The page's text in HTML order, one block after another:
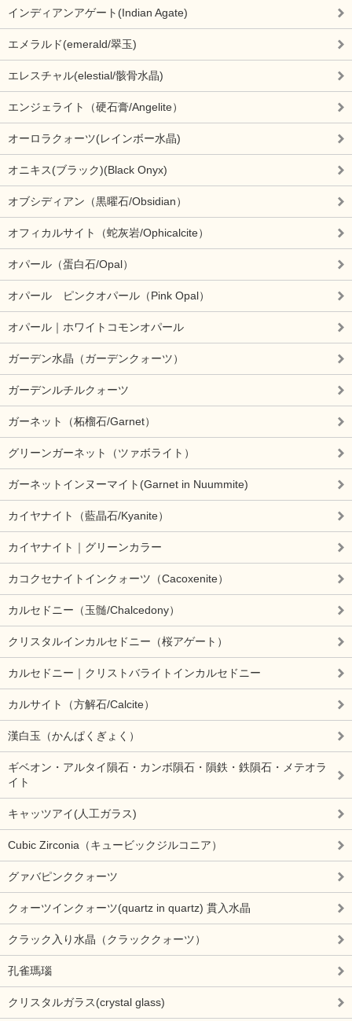
インディアンアゲート(Indian Agate)
エメラルド(emerald/翠玉)
エレスチャル(elestial/骸骨水晶)
エンジェライト（硬石膏/Angelite）
オーロラクォーツ(レインボー水晶)
オニキス(ブラック)(Black Onyx)
オブシディアン（黒曜石/Obsidian）
オフィカルサイト（蛇灰岩/Ophicalcite）
オパール（蛋白石/Opal）
オパール ピンクオパール（Pink Opal）
オパール｜ホワイトコモンオパール
ガーデン水晶（ガーデンクォーツ）
ガーデンルチルクォーツ
ガーネット（柘榴石/Garnet）
グリーンガーネット（ツァボライト）
ガーネットインヌーマイト(Garnet in Nuummite)
カイヤナイト（藍晶石/Kyanite）
カイヤナイト｜グリーンカラー
カコクセナイトインクォーツ（Cacoxenite）
カルセドニー（玉髄/Chalcedony）
クリスタルインカルセドニー（桜アゲート）
カルセドニー｜クリストバライトインカルセドニー
カルサイト（方解石/Calcite）
漢白玉（かんぱくぎょく）
ギベオン・アルタイ隕石・カンボ隕石・隕鉄・鉄隕石・メテオラ
イト
キャッツアイ(人工ガラス)
Cubic Zirconia（キュービックジルコニア）
グァバピンククォーツ
クォーツインクォーツ(quartz in quartz) 貫入水晶
クラック入り水晶（クラッククォーツ）
孔雀瑪瑙
クリスタルガラス(crystal glass)